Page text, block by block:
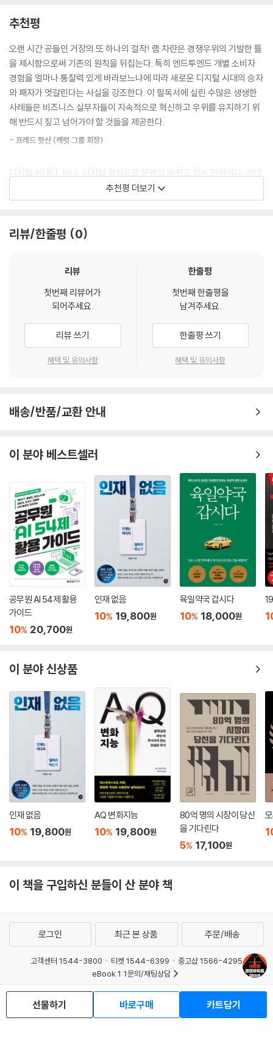
이전에는 변화가 서서히 진행되는 양상을 보였다. 그래서 기업들은 경쟁
수립하면서 몇 주, 몇 달을 보내곤 했다. 하지만 오늘날은 변신에 가까운 변
화가 대규모로 발생하고 있다. 모든 회사들은 내일이면 무엇이 자신들의
최고 계획을 쓸모없게 만들어버릴지 인식하고 재빨리 방향을 바꿀 수 있어
야 한다.
핵심 역량이라는 좁은 시야에 너무 오래 머물러 있다 보면 새롭게 필요한
역량을 갖추지 못하고 큰 타격을 입을 것이다. 넷플릭스와 훌루는 일찍부
터 스트리밍 기능을 구축했다. 디즈니, 애플, 아마존, 워너미디어는 수년
끌다가 재정 손실을 피하기 위해 영화 자산을 디즈니에 팔았다.
--- p.46-47, 「2장_ 새로운 세상, 새로운 규칙」 중에서
을 헤아리는 데 시간과 비용을 쓰는 기업은 거의 없을 것이다. 하지만 그 지
점에서 바로 행동을 취해야 한다. 기업들이 매우 취약한 그 부분에 엄청난
띄지 않는 곳이다. 이것이 소셜미디어에서 이루어지는 솔직한 대화를 통
해, 기업과 리더들이 소비자들의 불만을 파악하고 소비자들이 무엇에 끌리
는지 단서를 포착해내는 방법이다. 소비자들이야말로 수년간 기하급수적
--- p.61-65, 「3장 _ 10배, 100배, 1,000배의 시장」 중에서
생태계는 결코 영구적이지 않다. 세계가 이처럼 무서운 속도로 움직이고
상화되었다. 또한 성공적인 생태계 파트너들에게는 다른 기업이나 생태계
가 접근할 가능성이 높기 때문에 기존 관계도 계속 신경 써야 한다. 수익 풀
것이 지속적인 과제이다. 그러나 가장 중요한 과제는 생태계 전체를 구상
하는 것이다. 그것이 소비자들에게 어떤 경험을 제공할 것인가, 파트너들
이 서로의 능력을 어떻게 향상시킬 것인가, 그리고 성공을 어떻게 측정하
고 공유할 것인가 등의 문제이다.
--- p.141-142, 「5장 _ 가치 창출 생태계」 중에서
아마존은 새로운 분야의 소비자 경험을 확장할 때나 다른 영역을 개척할
때마다 현금을 투자한다. 대규모로 진행되는 하나 이상의 다각적인 실험에
자금을 대는 것이 아마존의 패턴이다. 계속해서 전망이 보이는 실험들은
추가 자금을 받는다. 베이조스도 빠르게 인정했 듯이 비록 실패도 있었지
만, 성공하면 더 많은 실험을 할 수있는 막대한 현금이 창출되고 잠재적으
로 큰 보상을 얻을 수 있다. 아마존의 현금 매출총이익은 2017년 약 600
억 달러에서 2021년 1,600억 달러로 예상된다. 이것은 자체 칩 제조 부서
나 양자 컴퓨터 또는 기타 잠 재적인 새로운 계획에 충분한 자금을 투자할
공격적으로 성장을 추구하는 디지털 대기업들은 수익성이 없는 영역에서
들에게 제2의 천성이다. 소비자에게 집중하고 새로운 아이디어를 초기에
테스트함으로써 고객이 값을 지불하지 않을 제품이나 서비스에 자원을 낭
비하지 않는다.
--- p.156-157, 「6장_ 디지털 시대에 맞는 수익 구조」 중에서
디지털 거대 기업들은 직원들이 아이디어 창출자, 문제 해결사, 팀 플레이
어, 그리고 학습자가 되기를 기대한다. 예를 들어 넷플릭스에서는 급여를
받는 사람들에 대한 기대치가 포춘 선정 500대 기업에서 볼 수 있는 것과
다르다. 그들은 다음과 같은 말로 자신들의 기대치를 명쾌하게 드러낸다.
“유용하다고 증명되는 새로운 아이디어를 창조하는 사람”, “탁월함에 대
한 갈증으로 다른 사람들에게 영감을 주는 사람”, “최고의 아이디어를 찾
에 결정적인 영향을 미치는 주제들이고, 이것을 자주 반복함으로써 문화를
그들은 10배 또는 100배의 관점에서 생각할 수 있는 정신적 능력, 존재하
지 않는 미래의 공간을 상상할 수 있는 능력, 그리고 어떤 장애물도 극복하
겠다는 자신감을 가지고 있다. 그들은 고객에 대해 잘 알고 고객에게 집중
하며, 엔드투엔드 고객 경험, 대규모의 미래 공간을 구상하는 상상력과 비
전을 가지고 있다. 수익 구조와 회사의 생태계가 새롭고 지속 가능한 방식
으로 협력하는 방식 또한 파악하고 있다. 그들은 월가의 의심과 회의 속에
싱가포르의 DBS 은행은 아마존과 알리바바를 경쟁상대로 ‘세계 최고의
디지털 은행’이 되었고 쇼피파이와 플립카트는 아마존이 독점하는 전자상
거래 시장에서 대항마로 떠오르고 있다. 전통적인 소프트웨어 기업의 대표
주자였던 마이크로소프트와 어도비는 기업고객 판매 중심에서 최종 사용
자 서비스로 전환하였고, 항공기 부품업체였던 허니웰은 생명공학 플랫폼
제공자로 변신했으며 월마트는 공격적인 인수합병과 과감한 투자로 디지
지원하는 능력이다. 아마존의 자사 마켓플레이스에서 제3자 판매자들을
지원하기 위해 사용되었던 아마존 웹서비스AWS는 현재 이 회사의 가장
수익성이 높은 사업부서가 되었으며 결국 구글, 마이크로소프트, 알리바
털 업체들은 알고리즘 없이는 사실상 처리할 수 없는 복잡한 계산을 바탕
경쟁우위 다시 생각하기
디지털 시대의 경쟁우위는 소비자의 이익을 위해 디지털 기술을 활용하는
생태계 또는 네트워크를 구축하는 사람들에게 돌아가며, 이는 여러 수익
흐름으로 가는 길을 열어준다. 가장 강력한 생태계는 고객, 파트너, 기업 등
모든 참여자가 이익을 얻고 함께 폭발적인 매출을 올릴 수 있는 네트워크
효과를 창출한다. 하지만 생태계는 결코 영구적이지 않다. 세계가 이처럼
너들을 퇴출하는 것이 일상화되었다. 위협적인 것은 각각의 회사가 아니라
9년 넷플릭스의 오스카상 수상을 두고 설전을 벌였던 스티븐 스필버그 감
성공적인 조직은 소비자의 취향과 기대치가 계속해서 변화하고 있음에 주
목하고, 수익 모델의 기반이 되는 기술도 변화한다는 사실을 받아들인다.
경쟁우위의 새로운 원천이 등장하고 경쟁 지형 또한 계속 바뀔 것이다. 룰
의 대전환이 일어나는 디지털 시대에 전통 기업들은 소비자(고객)의 마음
속을 이해하고 엔드투엔드 경험을 개선하거나 재설계하면서 기업의 경쟁
우위를 지속적으로 재검토하고 수정해야 한다.
성공하는 디지털 기업들의 6가지 경쟁우위
Rule 1 100배, 1000배의 시장에서 개인화된 고객 경험을 상상하라
Rule 4 막대한 현금을 창출하는 수익 구조를 만들어라
Rule 5 조직을 민첩하게 움직일 수 있는 소셜 엔진을 장착하라
Rule 6 디지털 시대를 이끌 수 있는 리더를 찾아라
추천평
오랜 시간 공들인 거장의 또 하나의 걸작! 램 차란은 경쟁우위의 기발한 틀
을 제시함으로써 기존의 원칙을 뒤집는다. 특히 엔드투엔드 개별 소비자
경험을 얼마나 통찰력 있게 바라보느냐에 따라 새로운 디지털 시대의 승자
와 패자가 엇갈린다는 사실을 강조한다. 이 필독서에 실린 수많은 생생한
사례들은 비즈니스 실무자들이 지속적으로 혁신하고 우위를 유지하기 위
해 반드시 짚고 넘어가야 할 것들을 제공한다.
- 프레드 핫산 (캐럿 그룹 회장)
디지털 시대다. 아니, 디지털 중심으로 문명이 바뀌고 있는 전환기다. 거대
한 조류에 대한 방향성과 이론적 구조에 대한 설명서는 많다. 하지만 ‘어떠
한 국면에서, 무슨 전략이 효과를 발휘했는지, 어떤 전략 때문에 일부 기업
준비하는 사람들에게 늘 부족한 부분이다. 이 책의 경쟁우위는 바로 이 지
- 김대원 (카카오 정책 리더)
추천평 더보기
리뷰/한줄평 0
리뷰
첫번째 리뷰어가
되어주세요.
리뷰 쓰기
혜택 및 유의사항
한줄평
첫번째 한줄평을
남겨주세요.
한줄평 쓰기
혜택 및 유의사항
배송/반품/교환 안내
이 분야 베스트셀러
공무원 AI 54제 활용
가이드
10% 20,700원
인재 없음
10% 19,800원
육일약국 갑시다
10% 18,000원
이 분야 신상품
인재 없음
10% 19,800원
AQ 변화지능
10% 19,800원
80억 명의 시장이 당신
을 기다린다
5% 17,100원
이 책을 구입하신 분들이 산 분야 책
선물하기 바로구매 카트담기
로그인 최근 본 상품 주문/배송
고객센터 1544-3800 티켓 1544-6399
중고샵 1566-4295
eBook 1:1문의/채팅상담
예스이십사(주) 사업자 정보
이용약관
개인정보처리방침
청소년보호정책